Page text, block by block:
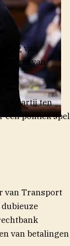
van
hem van
partij ten
een politiek spel
van Transport
van betalingen